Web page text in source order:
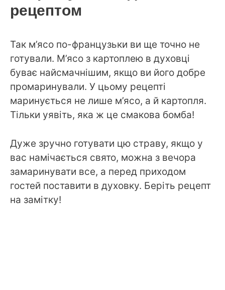
рецептом
Так м’ясо по-французьки ви ще точно не
готували. М’ясо з картоплею в духовці
буває найсмачнішим, якщо ви його добре
промаринували. У цьому рецепті
маринується не лише м’ясо, а й картопля.
Тільки уявіть, яка ж це смакова бомба!
Дуже зручно готувати цю страву, якщо у
вас намічається свято, можна з вечора
замаринувати все, а перед приходом
гостей поставити в духовку. Беріть рецепт
на замітку!